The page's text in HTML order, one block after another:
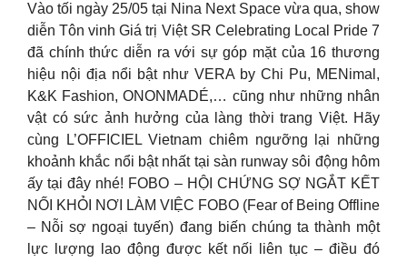
Vào tối ngày 25/05 tại Nina Next Space vừa qua, show
diễn Tôn vinh Giá trị Việt SR Celebrating Local Pride 7
đã chính thức diễn ra với sự góp mặt của 16 thương
hiệu nội địa nổi bật như VERA by Chi Pu, MENimal,
K&K Fashion, ONONMADÉ,… cũng như những nhân
vật có sức ảnh hưởng của làng thời trang Việt. Hãy
cùng L’OFFICIEL Vietnam chiêm ngưỡng lại những
khoảnh khắc nổi bật nhất tại sàn runway sôi động hôm
ấy tại đây nhé! FOBO – HỘI CHỨNG SỢ NGẮT KẾT
NỐI KHỎI NƠI LÀM VIỆC FOBO (Fear of Being Offline
– Nỗi sợ ngoại tuyến) đang biến chúng ta thành một
lực lượng lao động được kết nối liên tục – điều đó